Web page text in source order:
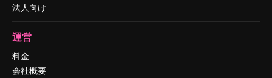
法人向け
運営
料金
会社概要